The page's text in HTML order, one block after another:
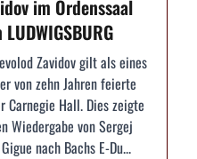
im Ordenssaal
Zavidov gilt als eines
von zehn Jahren feierte
Carnegie Hall. Dies zeigte
Wiedergabe von Sergej
nach Bachs E-Du...